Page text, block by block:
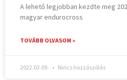
A lehető legjobban kezdte meg
magyar endurocross
TOVÁBB OLVASOM »
2022.03.09. Nincs hozzászólás